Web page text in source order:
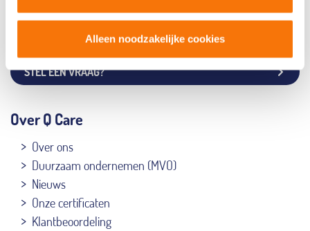
Alleen noodzakelijke cookies
Q CARE 20 JAAR
STEL EEN VRAAG?
Over Q Care
Over ons
Duurzaam ondernemen (MVO)
Nieuws
Onze certificaten
Klantbeoordeling